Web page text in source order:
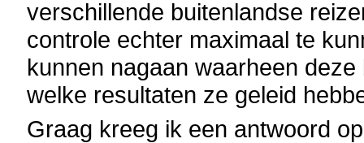
verschillende buitenlandse
controle echter maximaal te
kunnen nagaan waarheen
welke resultaten ze geleid
Graag kreeg ik een antwoord